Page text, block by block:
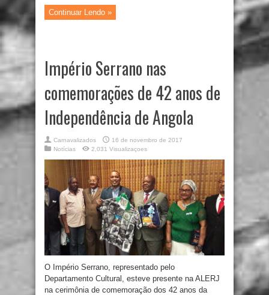
Continuar Lendo »
Império Serrano nas
comemorações de 42 anos de
Independência de Angola
Carnavalizados
16 de novembro de 2017
Notícias
2,031 Visualizaçoes
O Império Serrano, representado pelo
Departamento Cultural, esteve presente na ALERJ
na cerimônia de comemoração dos 42 anos da